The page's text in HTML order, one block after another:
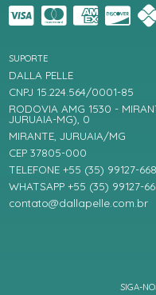
SUPORTE
DALLA PELLE
CNPJ 15.224.564/0001-85
RODOVIA AMG 1530 -
JURUAIA-MG), 0
MIRANTE, JURUAIA/MG
CEP 37805-000
TELEFONE +55 (35) 99127-
WHATSAPP +55 (35) 99127-
contato@dallapelle.com.br